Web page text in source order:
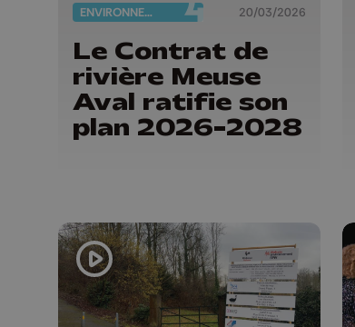
ENVIRONNEMENT 20/03/2026
Le Contrat de
rivière Meuse
Aval ratifie son
plan 2026-2028